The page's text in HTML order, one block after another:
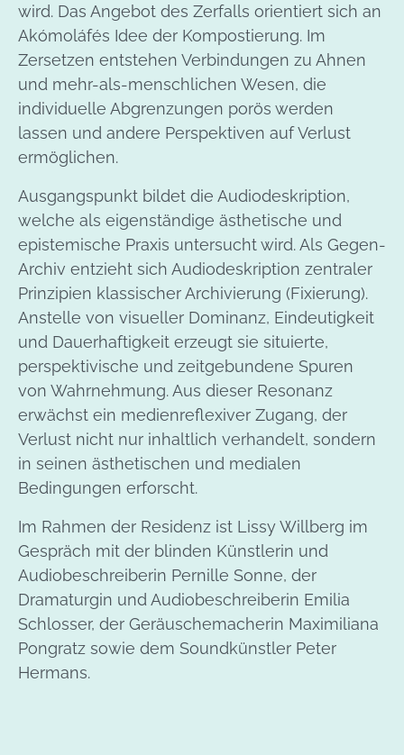
wird. Das Angebot des Zerfalls orientiert sich an
Akómoláfés Idee der Kompostierung. Im
Zersetzen entstehen Verbindungen zu Ahnen
und mehr-als-menschlichen Wesen, die
individuelle Abgrenzungen porös werden
lassen und andere Perspektiven auf Verlust
ermöglichen.
Ausgangspunkt bildet die Audiodeskription,
welche als eigenständige ästhetische und
epistemische Praxis untersucht wird. Als Gegen-
Archiv entzieht sich Audiodeskription zentraler
Prinzipien klassischer Archivierung (Fixierung).
Anstelle von visueller Dominanz, Eindeutigkeit
und Dauerhaftigkeit erzeugt sie situierte,
perspektivische und zeitgebundene Spuren
von Wahrnehmung. Aus dieser Resonanz
erwächst ein medienreflexiver Zugang, der
Verlust nicht nur inhaltlich verhandelt, sondern
in seinen ästhetischen und medialen
Bedingungen erforscht.
Im Rahmen der Residenz ist Lissy Willberg im
Gespräch mit der blinden Künstlerin und
Audiobeschreiberin Pernille Sonne, der
Dramaturgin und Audiobeschreiberin Emilia
Schlosser, der Geräuschemacherin Maximiliana
Pongratz sowie dem Soundkünstler Peter
Hermans.